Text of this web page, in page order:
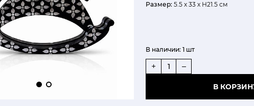
Размер: 5.5 х 33 х Н21.5 см
В наличии: 1 шт
+ –
В